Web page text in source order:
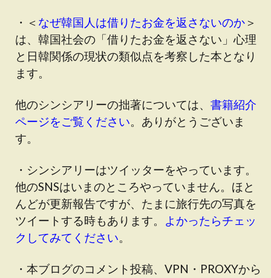
・＜ なぜ韓国人は借りたお金を返さないのか＞
は、韓国社会の「借りたお金を返さない」心理
と日韓関係の現状の類似点を考察した本となり
ます。
他のシンシアリーの拙著については、 書籍紹介
ページをご覧ください。ありがとうございま
す。
・シンシアリーはツイッターをやっています。
他のSNSはいまのところやっていません。ほと
んどが更新報告ですが、たまに旅行先の写真を
ツイートする時もあります。 よかったらチェッ
クしてみてください。
・本ブログのコメント投稿、VPN・PROXYから